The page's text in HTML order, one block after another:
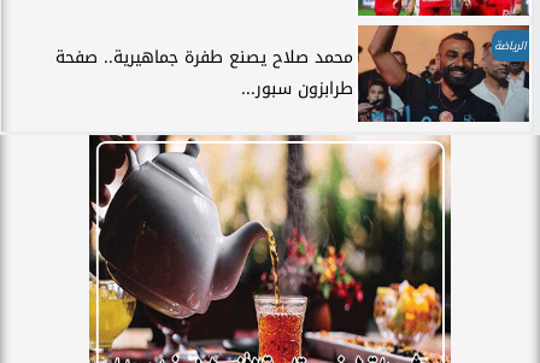
الرياضة
محمد صلاح يصنع طفرة جماهيرية.. صفحة
طرابزون سبور...